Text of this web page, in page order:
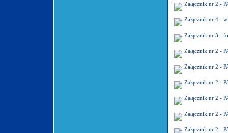
Załącznik nr 2 -
Załącznik nr 4 -
Załącznik nr 3 -
Załącznik nr 2 -
Załącznik nr 2 -
Załącznik nr 2 -
Załącznik nr 2 -
Załącznik nr 2 -
Załącznik nr 2 -